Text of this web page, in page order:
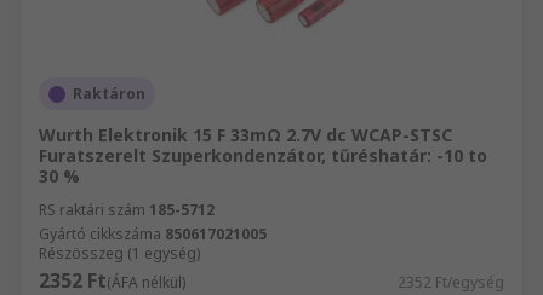
Raktáron
Wurth Elektronik 15 F 33mΩ 2.7V dc WCAP-STSC
Furatszerelt Szuperkondenzátor, tűréshatár: -10 to
30 %
RS raktári szám 185-5712
Gyártó cikkszáma 850617021005
Részösszeg (1 egység)
2352 Ft(ÁFA nélkül) 2352 Ft/egység